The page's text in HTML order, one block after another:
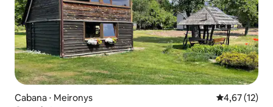
Cabana ⋅ Meironys 4,67 de uma
4,67 (12)